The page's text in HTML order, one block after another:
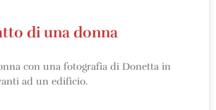
di una donna
con una fotografia di Donetta in
ad un edificio.